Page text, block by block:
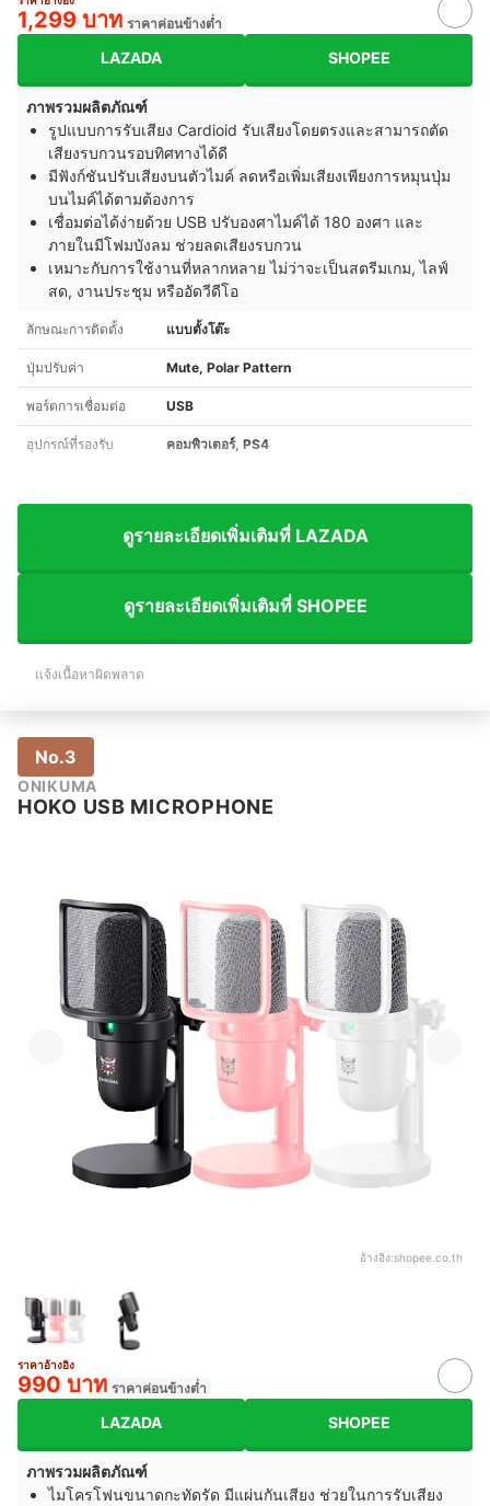
1,299 บาท ราคาค่อนข้างต่ำ
LAZADA SHOPEE
ภาพรวมผลิตภัณฑ์
รูปแบบการรับเสียง Cardioid รับเสียงโดยตรงและสามารถตัด
เสียงรบกวนรอบทิศทางได้ดี
มีฟังก์ชันปรับเสียงบนตัวไมค์ ลดหรือเพิ่มเสียงเพียงการหมุนปุ่ม
บนไมค์ได้ตามต้องการ
เชื่อมต่อได้ง่ายด้วย USB ปรับองศาไมค์ได้ 180 องศา และ
ภายในมีโฟมบังลม ช่วยลดเสียงรบกวน
เหมาะกับการใช้งานที่หลากหลาย ไม่ว่าจะเป็นสตรีมเกม, ไลฟ์
สด, งานประชุม หรืออัดวีดีโอ
ลักษณะการติดตั้ง แบบตั้งโต๊ะ
ปุ่มปรับค่า Mute, Polar Pattern
พอร์ตการเชื่อมต่อ USB
อุปกรณ์ที่รองรับ คอมพิวเตอร์, PS4
ดูรายละเอียดเพิ่มเติมที่ LAZADA
ดูรายละเอียดเพิ่มเติมที่ SHOPEE
แจ้งเนื้อหาผิดพลาด
No.3
ONIKUMA
HOKO USB MICROPHONE
อ้างอิง:shopee.co.th
ราคาอ้างอิง
990 บาท ราคาค่อนข้างต่ำ
LAZADA SHOPEE
ภาพรวมผลิตภัณฑ์
ไมโครโฟนขนาดกะทัดรัด มีแผ่นกันเสียง ช่วยในการรับเสียง